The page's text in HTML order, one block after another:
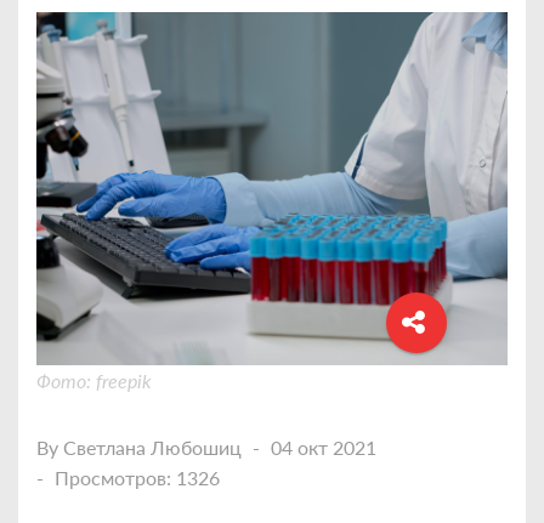
Фото: freepik
By Светлана Любошиц
04 окт 2021
Просмотров: 1326